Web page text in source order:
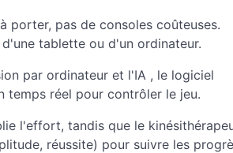
porter, pas de consoles coûteuses.
tablette ou d'un ordinateur.
par ordinateur et l'IA , le logiciel
temps réel pour contrôler le jeu.
l'effort, tandis que le
réussite) pour suivre les